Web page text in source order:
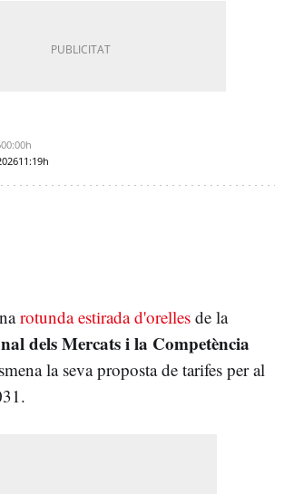
00:00h
11:19h
rotunda estirada d'orelles de la
dels Mercats i la Competència
la seva proposta de tarifes per al